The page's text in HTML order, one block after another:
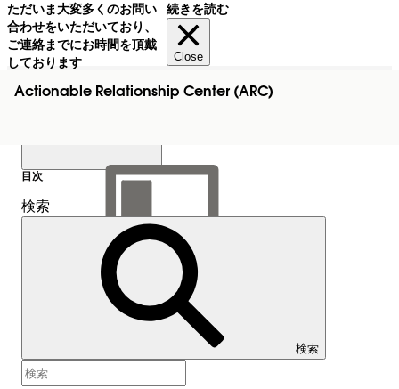
ただいま大変多くのお問い
合わせをいただいており、
ご連絡までにお時間を頂戴
しております
続きを読む
Close
Actionable Relationship Center (ARC)
目次を表示
目次
検索
検索